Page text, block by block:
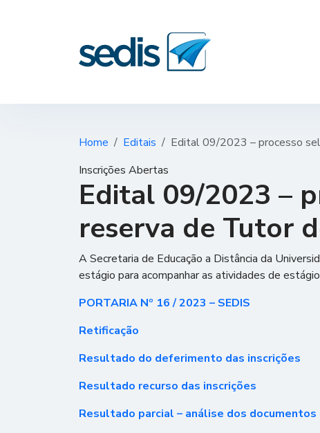
Home Editais
Edital 09/2023 – processo
Inscrições Abertas
Edital 09/2023 –
reserva de Tutor
A Secretaria de Educação a Distância da
estágio para acompanhar as atividades de
PORTARIA Nº 16 / 2023 – SEDIS
Retificação
Resultado do deferimento das inscrições
Resultado recurso das inscrições
Resultado parcial – análise dos